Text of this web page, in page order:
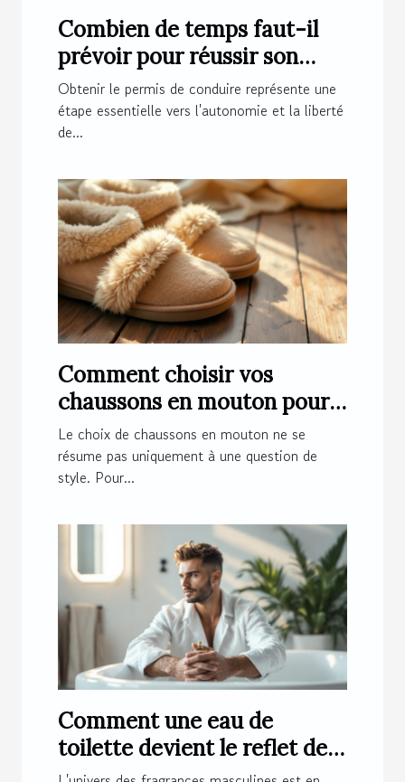
Combien de temps faut-il
prévoir pour réussir son
permis de conduire ?
Obtenir le permis de conduire représente une
étape essentielle vers l'autonomie et la liberté
de...
Comment choisir vos
chaussons en mouton pour
un confort optimal ?
Le choix de chaussons en mouton ne se
résume pas uniquement à une question de
style. Pour...
Comment une eau de
toilette devient le reflet de
l'homme moderne ?